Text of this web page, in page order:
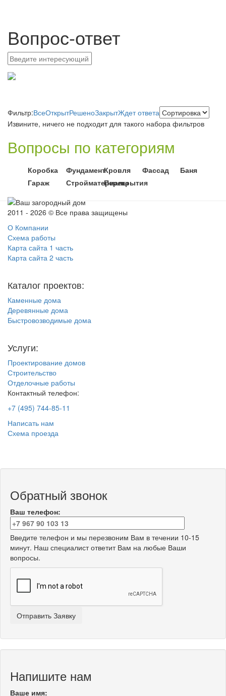
Вопрос-ответ
Фильтр:ВсеОткрытРешеноЗакрытЖдет ответа
Извините, ничего не подходит для такого набора фильтров
Вопросы по категориям
Коробка ФундаментКровля Фассад
Баня
Гараж
Стройматериалы
Перекрытия
2011 - 2026 © Все права защищены
О Компании
Схема работы
Карта сайта 1 часть
Карта сайта 2 часть
Каталог проектов:
Каменные дома
Деревянные дома
Быстровозводимые дома
Услуги:
Проектирование домов
Строительство
Отделочные работы
Контактный телефон:
+7 (495) 744-85-11
Написать нам
Схема проезда
Обратный звонок
Ваш телефон:
Введите телефон и мы перезвоним Вам в течении 10-15
минут. Наш специалист ответит Вам на любые Ваши
вопросы.
Напишите нам
Ваше имя: